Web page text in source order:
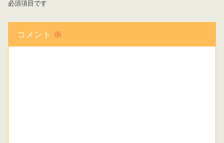
必須項目です
コメント ※